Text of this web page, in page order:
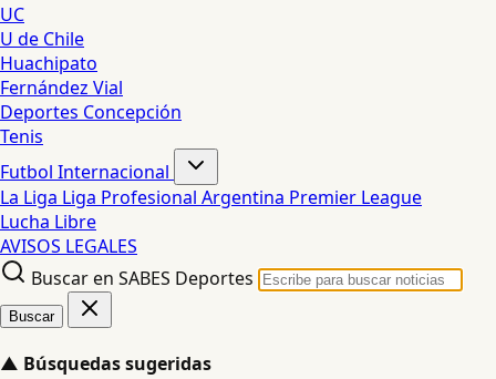
UC
U de Chile
Huachipato
Fernández Vial
Deportes Concepción
Tenis
Futbol Internacional
La Liga Liga Profesional Argentina Premier League
Lucha Libre
AVISOS LEGALES
Buscar en SABES Deportes
Buscar
▲ Búsquedas sugeridas